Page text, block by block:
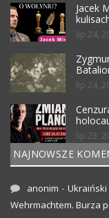
Jacek
lip 24,
lip 24,
lip 23,
NAJNOWSZE
anonim - Ukraiński
Wehrmachtem. Burza